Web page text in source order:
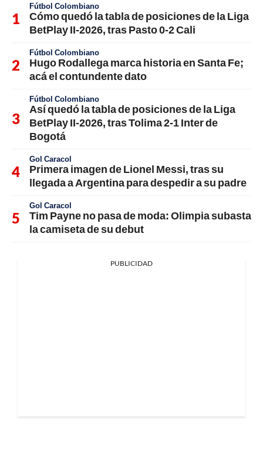
Fútbol Colombiano
Cómo quedó la tabla de posiciones de la Liga
BetPlay II-2026, tras Pasto 0-2 Cali
Fútbol Colombiano
Hugo Rodallega marca historia en Santa Fe;
acá el contundente dato
Fútbol Colombiano
Así quedó la tabla de posiciones de la Liga
BetPlay II-2026, tras Tolima 2-1 Inter de
Bogotá
Gol Caracol
Primera imagen de Lionel Messi, tras su
llegada a Argentina para despedir a su padre
Gol Caracol
Tim Payne no pasa de moda: Olimpia subasta
la camiseta de su debut
PUBLICIDAD